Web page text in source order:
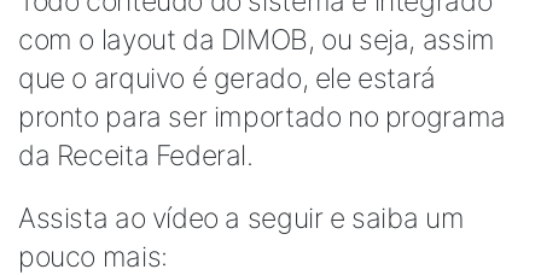
com o layout da DIMOB, ou seja, assim
que o arquivo é gerado, ele estará
pronto para ser importado no programa
da Receita Federal.
Assista ao vídeo a seguir e saiba um
pouco mais: